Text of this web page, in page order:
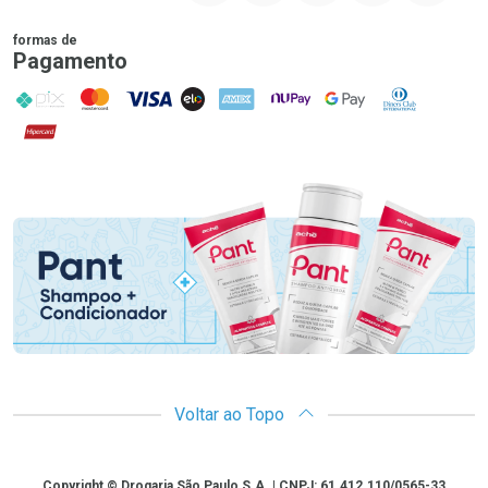
formas de
Pagamento
PIX MasterCard
VISA ELO AMEX NuPay Google PayDiners Club
Hipercard
Promoção em Destaque
Voltar ao Topo
Copyright